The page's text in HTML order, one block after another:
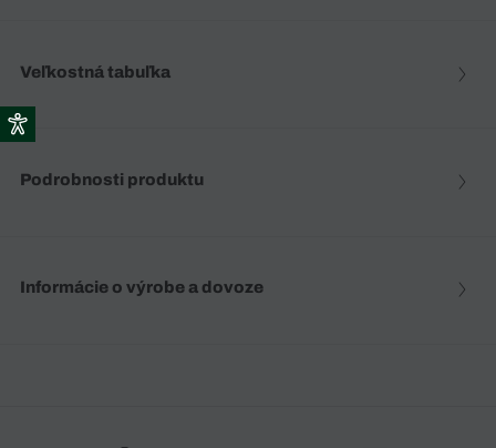
Veľkostná tabuľka
Podrobnosti produktu
Informácie o výrobe a dovoze